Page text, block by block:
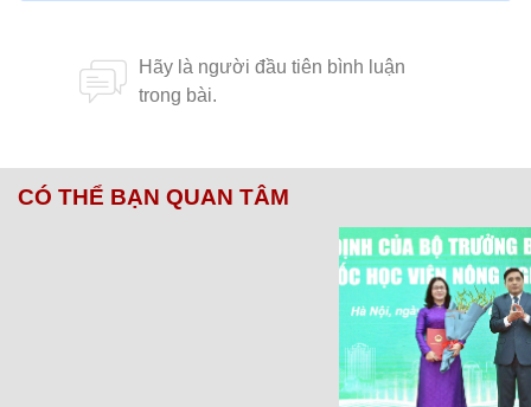
CÓ THỂ BẠN QUAN TÂM